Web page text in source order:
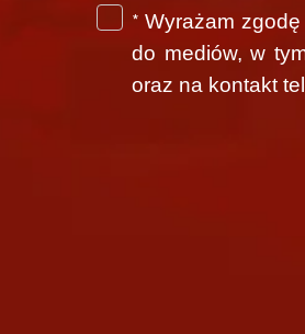
Cofnięcie zgody
wyrażeniu zgody, tj.
Podanie danych
Dane osobowe mogą
przetwarzającym na
* Wyrażam
do mediów, w
oraz na kontakt